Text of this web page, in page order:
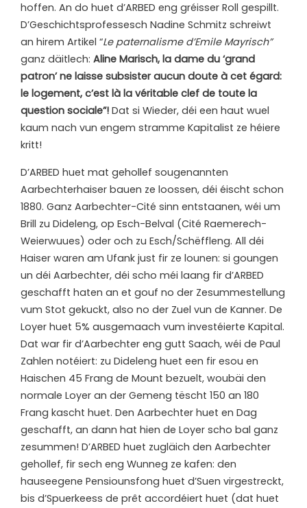
hoffen. An do huet d’ARBED eng gréisser Roll gespillt.
D’Geschichtsprofessesch Nadine Schmitz schreiwt
an hirem Artikel “Le paternalisme d’Emile Mayrisch”
ganz däitlech: Aline Marisch, la dame du ‘grand
patron’ ne laisse subsister aucun doute à cet égard:
le logement, c’est là la véritable clef de toute la
question sociale”! Dat si Wieder, déi een haut wuel
kaum nach vun engem stramme Kapitalist ze héiere
kritt!
D’ARBED huet mat gehollef sougenannten
Aarbechterhaiser bauen ze loossen, déi éischt schon
1880. Ganz Aarbechter-Cité sinn entstaanen, wéi um
Brill zu Dideleng, op Esch-Belval (Cité Raemerech-
Weierwuues) oder och zu Esch/Schëffleng. All déi
Haiser waren am Ufank just fir ze lounen: si goungen
un déi Aarbechter, déi scho méi laang fir d’ARBED
geschafft haten an et gouf no der Zesummestellung
vum Stot gekuckt, also no der Zuel vun de Kanner. De
Loyer huet 5% ausgemaach vum investéierte Kapital.
Dat war fir d’Aarbechter eng gutt Saach, wéi de Paul
Zahlen notéiert: zu Dideleng huet een fir esou en
Haischen 45 Frang de Mount bezuelt, woubäi den
normale Loyer an der Gemeng tëscht 150 an 180
Frang kascht huet. Den Aarbechter huet en Dag
geschafft, an dann hat hien de Loyer scho bal ganz
zesummen! D’ARBED huet zugläich den Aarbechter
gehollef, fir sech eng Wunneg ze kafen: den
hauseegene Pensiounsfong huet d’Suen virgestreckt,
bis d’Spuerkeess de prêt accordéiert huet (dat huet